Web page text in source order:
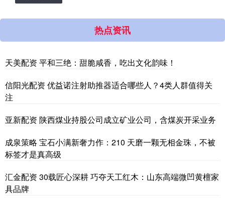
热点资讯
天美配资 平和三绝：甜脆咸香，吃出文化韵味！
信阳光配资 优益诺注射助推器适合哪些人？4类人群值得关
注
亚新配资 陕西煤业持股公司成立矿业公司，含煤炭开采业务
成泉策略 宝石小满新奢力作：210 天磨一颗无相金珠，不被
标签才是真高级
汇金配资 30载匠心深耕 巧夺天工红木：山东高端微凹黄檀家
具品牌